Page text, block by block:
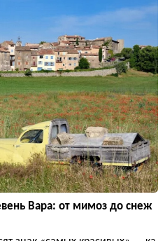
Вара: от мимоз до снеж